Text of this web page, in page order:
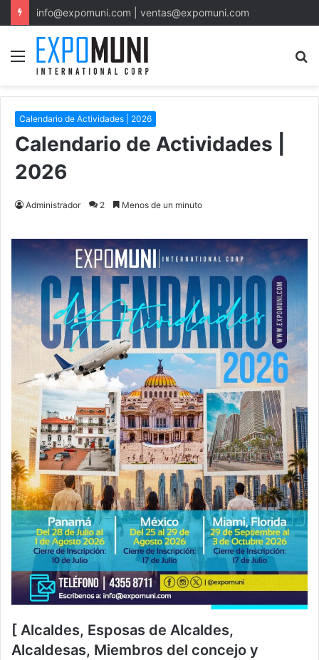
info@expomuni.com | ventas@expomuni.com
Menu
Calendario de Actividades | 2026
Calendario de Actividades |
2026
Administrador 2 Menos de un minuto
[ Alcaldes, Esposas de Alcaldes,
Alcaldesas, Miembros del concejo y